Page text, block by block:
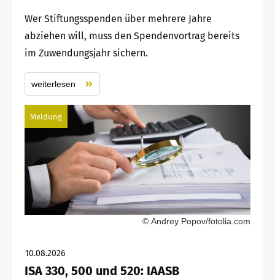
Wer Stiftungsspenden über mehrere Jahre
abziehen will, muss den Spendenvortrag bereits
im Zuwendungsjahr sichern.
weiterlesen
Meldung
© Andrey Popov/fotolia.com
10.08.2026
ISA 330, 500 und 520: IAASB